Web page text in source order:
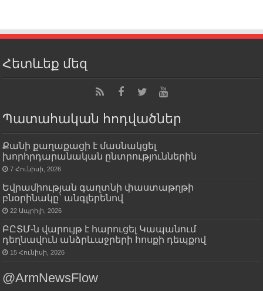
Հետևեք մեզ
Պատահական հոդվածներ
Քանի քաղաքացի է մասնակցել
խորհրդարանական ընտրություններին
7 Հունիսի, 2026
Եվրամիության գաղտնի փաստաթղթի
բնօրինակը` անգլերենով
22 Ապրիլի, 2026
ԲԸՏՄ-ն վարույթ է հարուցել Կապանում
դեղնավուն անձրևաջրերի հոսքի դեպքով
15 Հունիսի, 2026
@ArmNewsFlow